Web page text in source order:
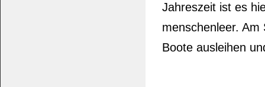
Jahreszeit ist es
menschenleer.
Boote ausleihen